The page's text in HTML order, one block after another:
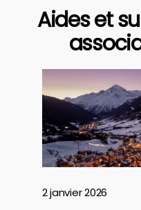
Aides et
2 janvier 2026